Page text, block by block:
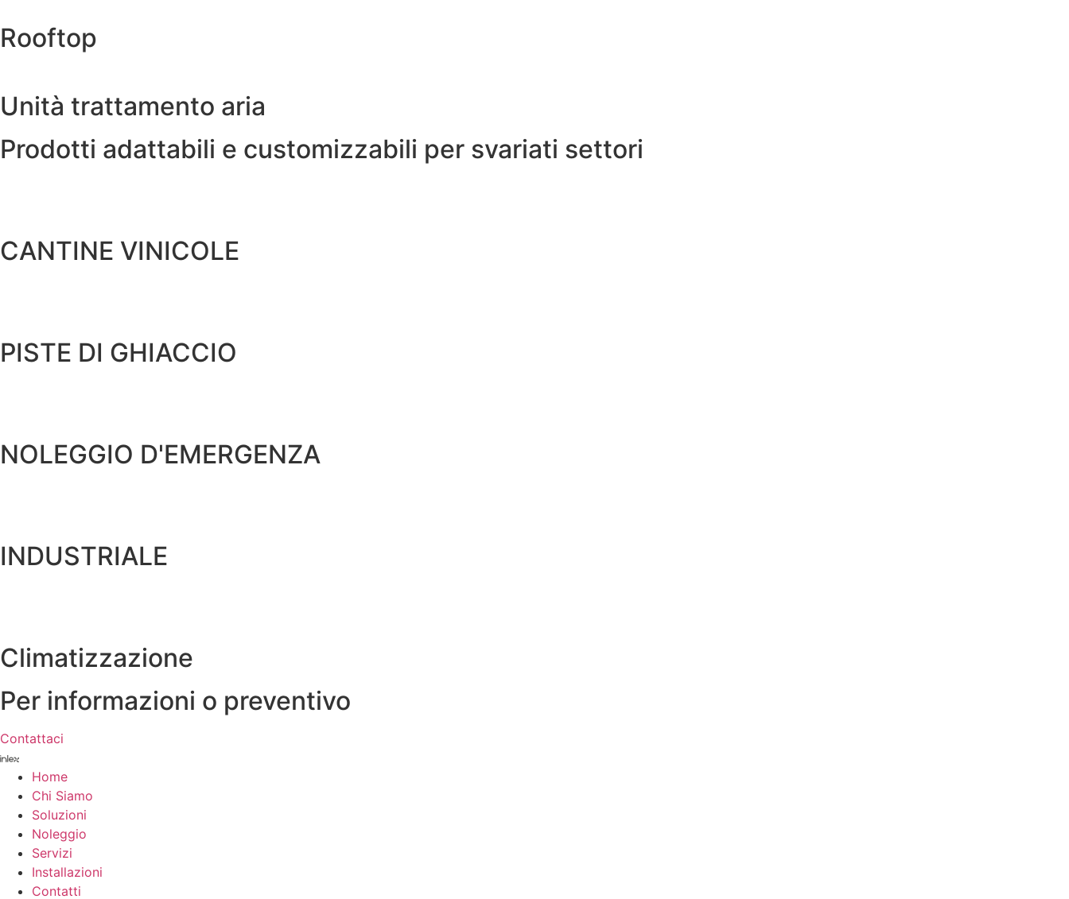
Rooftop
Unità trattamento aria
Prodotti adattabili e customizzabili per svariati settori
CANTINE VINICOLE
PISTE DI GHIACCIO
NOLEGGIO D'EMERGENZA
INDUSTRIALE
Climatizzazione
Per informazioni o preventivo
Contattaci
Home
Chi Siamo
Soluzioni
Noleggio
Servizi
Installazioni
Contatti